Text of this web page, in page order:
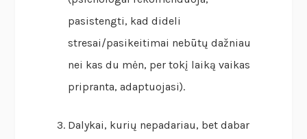
pasistengti, kad dideli
stresai/pasikeitimai nebūtų dažniau
nei kas du mėn, per tokį laiką vaikas
pripranta, adaptuojasi).
Dalykai, kurių nepadariau, bet dabar